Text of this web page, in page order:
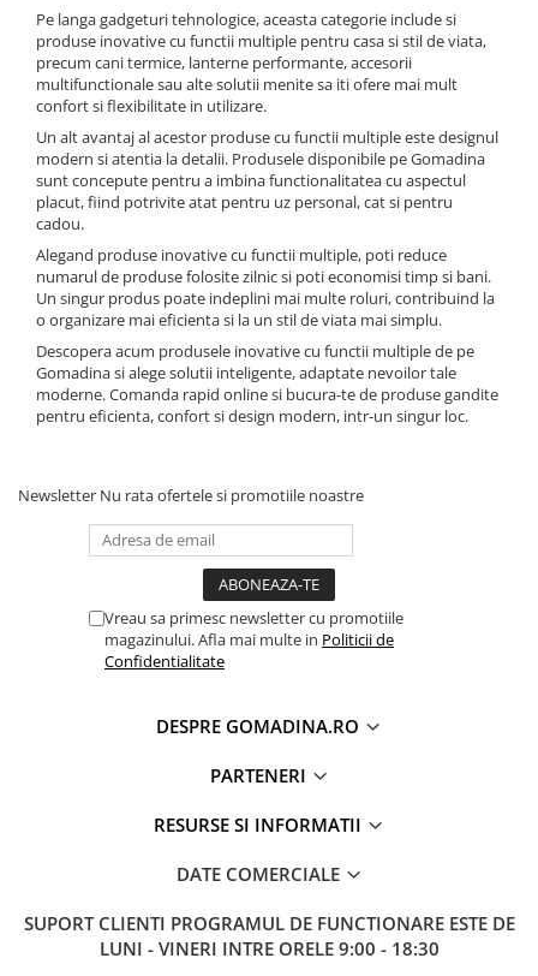
Pe langa gadgeturi tehnologice, aceasta categorie include si
produse inovative cu functii multiple pentru casa si stil de viata,
precum cani termice, lanterne performante, accesorii
multifunctionale sau alte solutii menite sa iti ofere mai mult
confort si flexibilitate in utilizare.
Un alt avantaj al acestor produse cu functii multiple este designul
modern si atentia la detalii. Produsele disponibile pe Gomadina
sunt concepute pentru a imbina functionalitatea cu aspectul
placut, fiind potrivite atat pentru uz personal, cat si pentru
cadou.
Alegand produse inovative cu functii multiple, poti reduce
numarul de produse folosite zilnic si poti economisi timp si bani.
Un singur produs poate indeplini mai multe roluri, contribuind la
o organizare mai eficienta si la un stil de viata mai simplu.
Descopera acum produsele inovative cu functii multiple de pe
Gomadina si alege solutii inteligente, adaptate nevoilor tale
moderne. Comanda rapid online si bucura-te de produse gandite
pentru eficienta, confort si design modern, intr-un singur loc.
Newsletter Nu rata ofertele si promotiile noastre
Vreau sa primesc newsletter cu promotiile
magazinului. Afla mai multe in Politicii de
Confidentialitate
DESPRE GOMADINA.RO
PARTENERI
RESURSE SI INFORMATII
DATE COMERCIALE
SUPORT CLIENTI PROGRAMUL DE FUNCTIONARE ESTE DE
LUNI - VINERI INTRE ORELE 9:00 - 18:30